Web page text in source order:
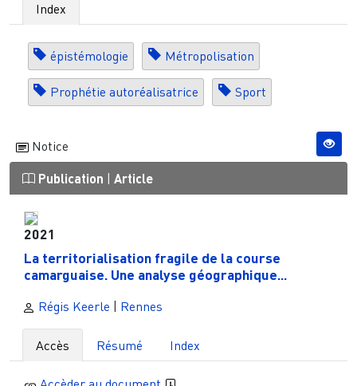
Index
épistémologie Métropolisation
Prophétie autoréalisatrice Sport
Notice
Publication Article
2021
La territorialisation fragile de la course
camarguaise. Une analyse géographique...
Régis Keerle | Rennes
Accès Résumé Index